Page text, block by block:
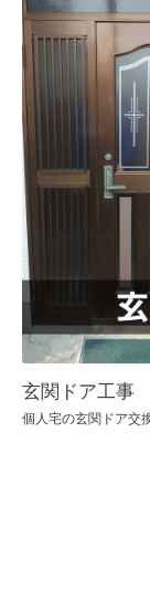
玄関ドア工事
個人宅の玄関ドア交